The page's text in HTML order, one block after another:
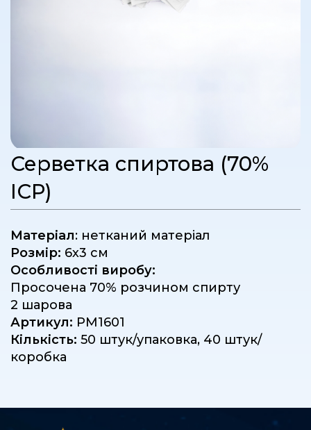
Серветка спиртова (70%
IСР)
Матеріал: нетканий матеріал
Розмір: 6х3 см
Особливості виробу:
Просочена 70% розчином спирту
2 шарова
Артикул: PM1601
Кількість: 50 штук/упаковка, 40 штук/
коробка